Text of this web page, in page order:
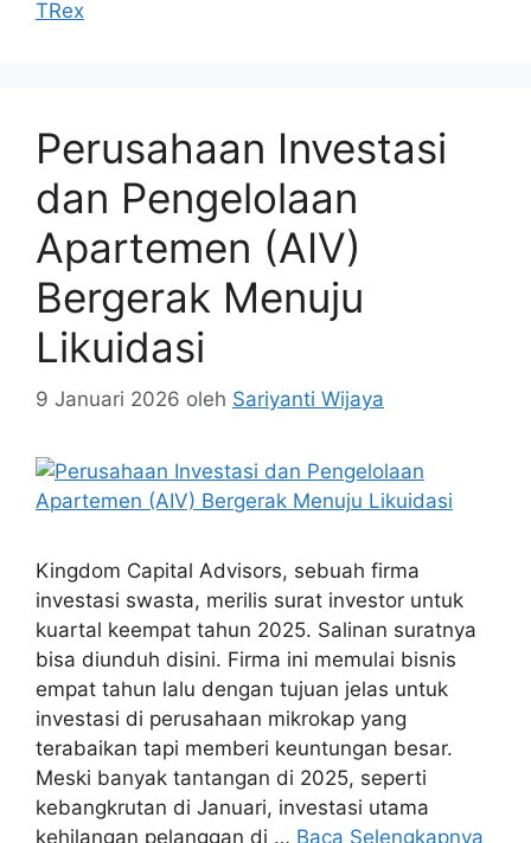
TRex
Perusahaan Investasi
dan Pengelolaan
Apartemen (AIV)
Bergerak Menuju
Likuidasi
9 Januari 2026 oleh Sariyanti Wijaya
Kingdom Capital Advisors, sebuah firma
investasi swasta, merilis surat investor untuk
kuartal keempat tahun 2025. Salinan suratnya
bisa diunduh disini. Firma ini memulai bisnis
empat tahun lalu dengan tujuan jelas untuk
investasi di perusahaan mikrokap yang
terabaikan tapi memberi keuntungan besar.
Meski banyak tantangan di 2025, seperti
kebangkrutan di Januari, investasi utama
kehilangan pelanggan di … Baca Selengkapnya